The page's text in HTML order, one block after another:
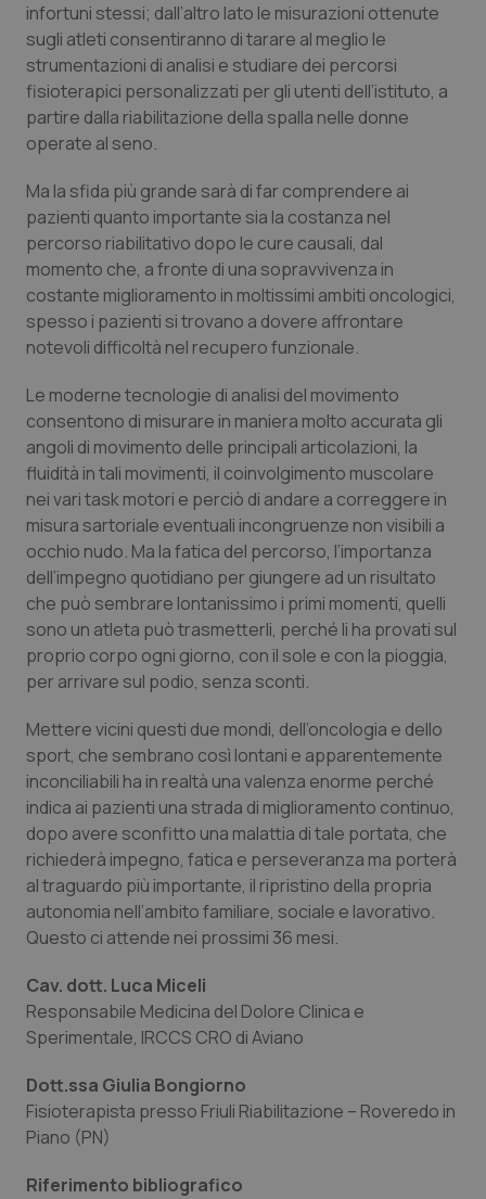
Liguria
Lombardia
Marche
Molise
Piemonte
Provincia Autonoma di Bolzano
Puglia
Sardegna
Sicilia
Toscana
Umbria
Valle D’Aosta
Veneto
Disturbi dell’umore
Dolore
Donna & Salute
Epatiti
HIV
Infezioni & Febbre
Malattie rare
Malattia di Crohn & Rettocolite Ulcerosa
Neuroscienze & patologie neurodegenerative
Obesità
Oftalmologia
Oncodermatologia
Oncoematologia
Oncologia & Nutrizione
Psoriasi & pelle
Quotidiano Cardiologia
Quotidiano Chirurgia
Quotidiano Oncologia
Quotidiano Pediatria
infortuni stessi; dall’altro lato le misurazioni ottenute
sugli atleti consentiranno di tarare al meglio le
strumentazioni di analisi e studiare dei percorsi
fisioterapici personalizzati per gli utenti dell’istituto, a
partire dalla riabilitazione della spalla nelle donne
operate al seno.
Ma la sfida più grande sarà di far comprendere ai
pazienti quanto importante sia la costanza nel
percorso riabilitativo dopo le cure causali, dal
momento che, a fronte di una sopravvivenza in
costante miglioramento in moltissimi ambiti oncologici,
spesso i pazienti si trovano a dovere affrontare
notevoli difficoltà nel recupero funzionale.
Le moderne tecnologie di analisi del movimento
consentono di misurare in maniera molto accurata gli
angoli di movimento delle principali articolazioni, la
fluidità in tali movimenti, il coinvolgimento muscolare
nei vari task motori e perciò di andare a correggere in
misura sartoriale eventuali incongruenze non visibili a
occhio nudo. Ma la fatica del percorso, l’importanza
dell’impegno quotidiano per giungere ad un risultato
che può sembrare lontanissimo i primi momenti, quelli
sono un atleta può trasmetterli, perché li ha provati sul
proprio corpo ogni giorno, con il sole e con la pioggia,
per arrivare sul podio, senza sconti.
Mettere vicini questi due mondi, dell’oncologia e dello
sport, che sembrano così lontani e apparentemente
inconciliabili ha in realtà una valenza enorme perché
indica ai pazienti una strada di miglioramento continuo,
dopo avere sconfitto una malattia di tale portata, che
richiederà impegno, fatica e perseveranza ma porterà
al traguardo più importante, il ripristino della propria
autonomia nell’ambito familiare, sociale e lavorativo.
Questo ci attende nei prossimi 36 mesi.
Cav. dott. Luca Miceli
Responsabile Medicina del Dolore Clinica e
Sperimentale, IRCCS CRO di Aviano
Dott.ssa Giulia Bongiorno
Fisioterapista presso Friuli Riabilitazione – Roveredo in
Piano (PN)
Riferimento bibliografico